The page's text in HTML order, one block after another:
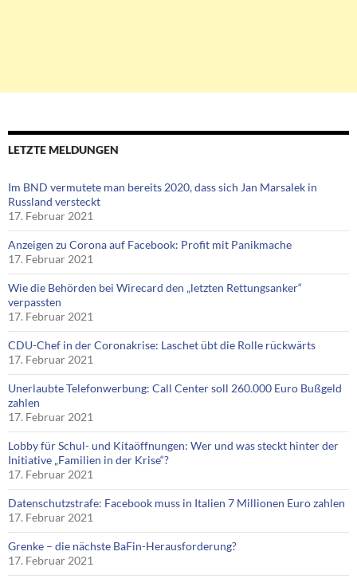
LETZTE MELDUNGEN
Im BND vermutete man bereits 2020, dass sich Jan Marsalek in
Russland versteckt
17. Februar 2021
Anzeigen zu Corona auf Facebook: Profit mit Panikmache
17. Februar 2021
Wie die Behörden bei Wirecard den „letzten Rettungsanker“
verpassten
17. Februar 2021
CDU-Chef in der Coronakrise: Laschet übt die Rolle rückwärts
17. Februar 2021
Unerlaubte Telefonwerbung: Call Center soll 260.000 Euro Bußgeld
zahlen
17. Februar 2021
Lobby für Schul- und Kitaöffnungen: Wer und was steckt hinter der
Initiative „Familien in der Krise“?
17. Februar 2021
Datenschutzstrafe: Facebook muss in Italien 7 Millionen Euro zahlen
17. Februar 2021
Grenke – die nächste BaFin-Herausforderung?
17. Februar 2021